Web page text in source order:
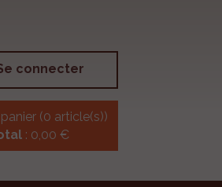
connecter
(0 article(s))
: 0,00 €